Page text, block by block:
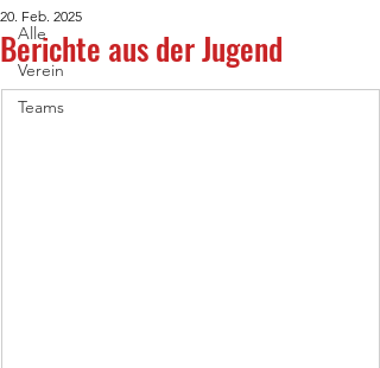
Alle
Verein
Teams
Berichte aus der Jugend
20. Feb. 2025